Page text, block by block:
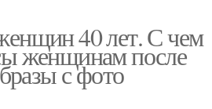
40 лет. С чем
женщинам после
с фото